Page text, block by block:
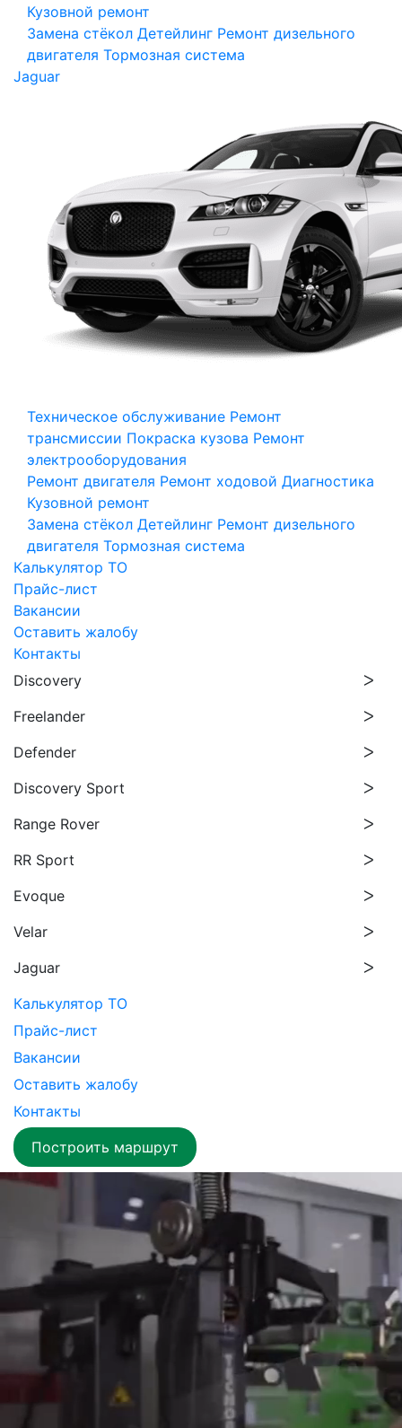
Кузовной ремонт
Замена стёкол Детейлинг Ремонт дизельного
двигателя Тормозная система
Jaguar
Техническое обслуживание Ремонт
трансмиссии Покраска кузова Ремонт
электрооборудования
Ремонт двигателя Ремонт ходовой Диагностика
Кузовной ремонт
Замена стёкол Детейлинг Ремонт дизельного
двигателя Тормозная система
Калькулятор ТО
Прайс-лист
Вакансии
Оставить жалобу
Контакты
Discovery
Freelander
Defender
Discovery Sport
Range Rover
RR Sport
Evoque
Velar
Jaguar
Калькулятор ТО
Прайс-лист
Вакансии
Оставить жалобу
Контакты
Построить маршрут